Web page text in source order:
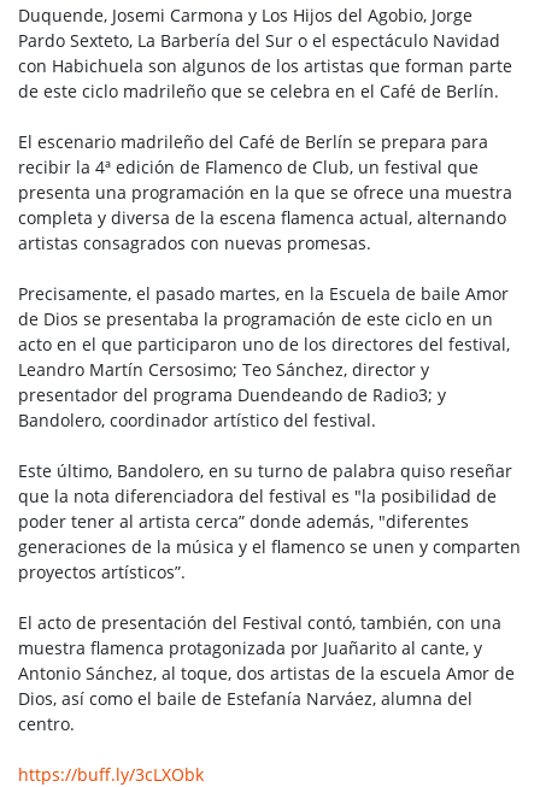
Duquende, Josemi Carmona y Los Hijos del Agobio, Jorge
Pardo Sexteto, La Barbería del Sur o el espectáculo Navidad
con Habichuela son algunos de los artistas que forman parte
de este ciclo madrileño que se celebra en el Café de Berlín.
El escenario madrileño del Café de Berlín se prepara para
recibir la 4ª edición de Flamenco de Club, un festival que
presenta una programación en la que se ofrece una muestra
completa y diversa de la escena flamenca actual, alternando
artistas consagrados con nuevas promesas.
Precisamente, el pasado martes, en la Escuela de baile Amor
de Dios se presentaba la programación de este ciclo en un
acto en el que participaron uno de los directores del festival,
Leandro Martín Cersosimo; Teo Sánchez, director y
presentador del programa Duendeando de Radio3; y
Bandolero, coordinador artístico del festival.
Este último, Bandolero, en su turno de palabra quiso reseñar
que la nota diferenciadora del festival es "la posibilidad de
poder tener al artista cerca” donde además, "diferentes
generaciones de la música y el flamenco se unen y comparten
proyectos artísticos”.
El acto de presentación del Festival contó, también, con una
muestra flamenca protagonizada por Juañarito al cante, y
Antonio Sánchez, al toque, dos artistas de la escuela Amor de
Dios, así como el baile de Estefanía Narváez, alumna del
centro.
https://buff.ly/3cLXObk